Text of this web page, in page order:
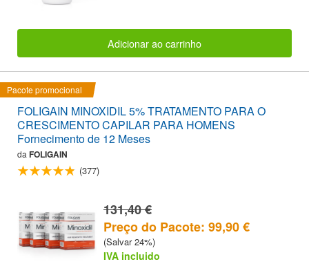
Adicionar ao carrinho
Pacote promocional
FOLIGAIN MINOXIDIL 5% TRATAMENTO PARA O
CRESCIMENTO CAPILAR PARA HOMENS
Fornecimento de 12 Meses
da FOLIGAIN
(377)
131,40 €
Preço do Pacote: 99,90 €
(Salvar 24%)
IVA incluido